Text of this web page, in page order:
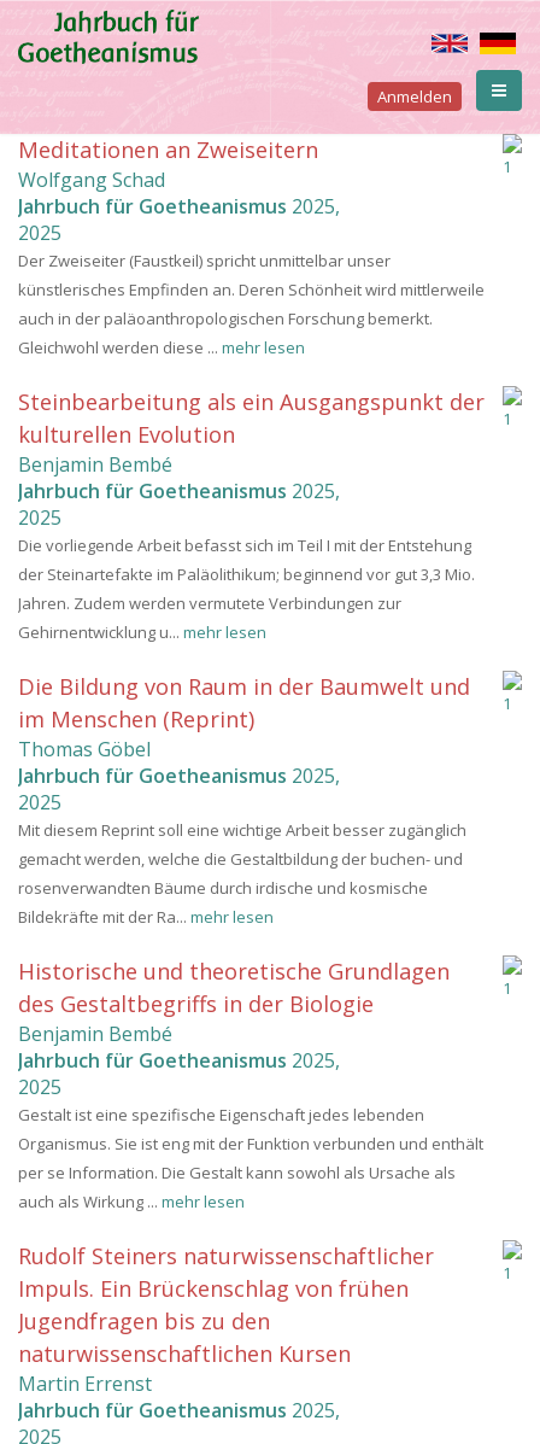
zum
Inhalt
User
account
Anmelden
Meditationen an Zweiseitern
Wolfgang Schad
Jahrbuch für Goetheanismus 2025,
2025
Der Zweiseiter (Faustkeil) spricht unmittelbar unser
künstlerisches Empfinden an. Deren Schönheit wird mittlerweile
auch in der paläoanthropologischen Forschung bemerkt.
Gleichwohl werden diese ... mehr lesen
Steinbearbeitung als ein Ausgangspunkt der
kulturellen Evolution
Benjamin Bembé
Jahrbuch für Goetheanismus 2025,
2025
Die vorliegende Arbeit befasst sich im Teil I mit der Entstehung
der Steinartefakte im Paläolithikum; beginnend vor gut 3,3 Mio.
Jahren. Zudem werden vermutete Verbindungen zur
Gehirnentwicklung u... mehr lesen
Die Bildung von Raum in der Baumwelt und
im Menschen (Reprint)
Thomas Göbel
Jahrbuch für Goetheanismus 2025,
2025
Mit diesem Reprint soll eine wichtige Arbeit besser zugänglich
gemacht werden, welche die Gestaltbildung der buchen- und
rosenverwandten Bäume durch irdische und kosmische
Bildekräfte mit der Ra... mehr lesen
Historische und theoretische Grundlagen
des Gestaltbegriffs in der Biologie
Benjamin Bembé
Jahrbuch für Goetheanismus 2025,
2025
Gestalt ist eine spezifische Eigenschaft jedes lebenden
Organismus. Sie ist eng mit der Funktion verbunden und enthält
per se Information. Die Gestalt kann sowohl als Ursache als
auch als Wirkung ... mehr lesen
Rudolf Steiners naturwissenschaftlicher
Impuls. Ein Brückenschlag von frühen
Jugendfragen bis zu den
naturwissenschaftlichen Kursen
Martin Errenst
Jahrbuch für Goetheanismus 2025,
2025